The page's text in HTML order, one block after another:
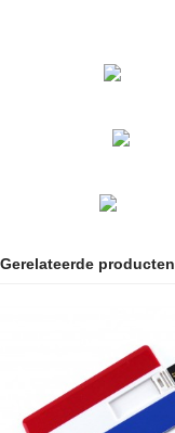
Gerelateerde producten